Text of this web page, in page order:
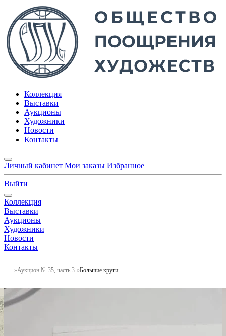
Коллекция
Выставки
Аукционы
Художники
Новости
Контакты
Личный кабинет Мои заказы Избранное
Выйти
Коллекция
Выставки
Аукционы
Художники
Новости
Контакты
Аукцион № 35, часть 3 Большие круги